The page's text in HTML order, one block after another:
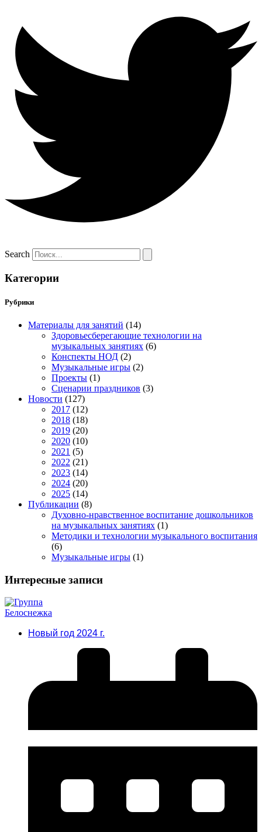
Search
Категории
Рубрики
Материалы для занятий (14)
Здоровьесберегающие технологии на
музыкальных занятиях (6)
Конспекты НОД (2)
Музыкальные игры (2)
Проекты (1)
Сценарии праздников (3)
Новости (127)
2017 (12)
2018 (18)
2019 (20)
2020 (10)
2021 (5)
2022 (21)
2023 (14)
2024 (20)
2025 (14)
Публикации (8)
Духовно-нравственное воспитание дошкольников
на музыкальных занятиях (1)
Методики и технологии музыкального воспитания
(6)
Музыкальные игры (1)
Интересные записи
Новый год 2024 г.